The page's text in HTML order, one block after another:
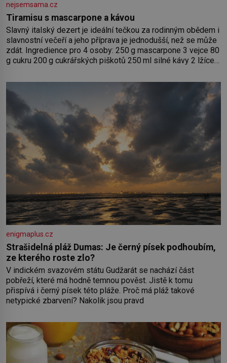
nejsemsama.cz
Tiramisu s mascarpone a kávou
Slavný italský dezert je ideální tečkou za rodinným obědem i
slavnostní večeří a jeho příprava je jednodušší, než se může
zdát. Ingredience pro 4 osoby: 250 g mascarpone 3 vejce 80
g cukru 200 g cukrářských piškotů 250 ml silné kávy 2 lžíce
bílků. Žloutky vyšlehejte s cukrem do světlé pěny a postupně
do nich vmíchejte mascarpone, aby vznikl hladký
enigmaplus.cz
Strašidelná pláž Dumas: Je černý písek podhoubím,
ze kterého roste zlo?
V indickém svazovém státu Gudžarát se nachází část
pobřeží, které má hodně temnou pověst. Jistě k tomu
přispívá i černý písek této pláže. Proč má pláž takové
netypické zbarvení? Nakolik jsou pravd